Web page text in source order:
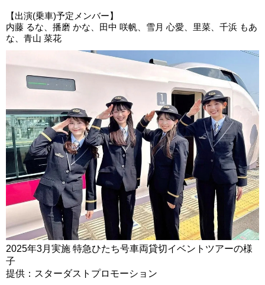
【出演(乗車)予定メンバー】
内藤 るな、播磨 かな、田中 咲帆、雪月 心愛、里菜、千浜 もあ
な、青山 菜花
2025年3月実施 特急ひたち号車両貸切イベントツアーの様
子
提供：スターダストプロモーション